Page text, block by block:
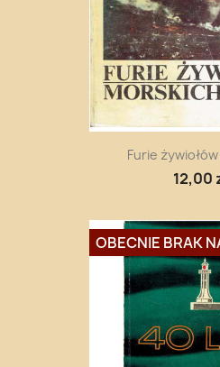
Furie
12,00
OBECNIE BRAK